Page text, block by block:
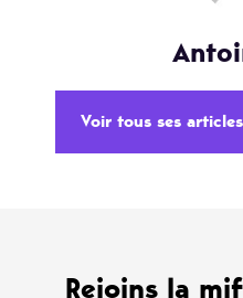
Voir tous ses articles
Rejoins la mif